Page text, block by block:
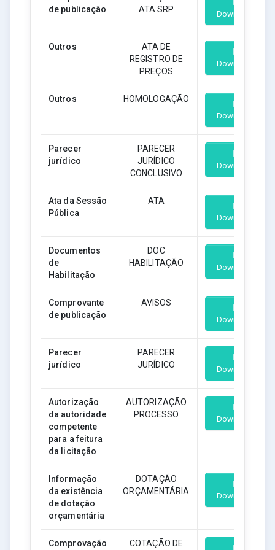
de publicação
ATA SRP
Download
Outros
ATA DE
REGISTRO DE
PREÇOS
Download
Outros HOMOLOGAÇÃO
Download
Parecer
jurídico
PARECER
JURÍDICO
CONCLUSIVO
Download
Ata da Sessão
Pública
ATA
Download
Documentos
de
Habilitação
DOC
HABILITAÇÃO
Download
Comprovante
de publicação
AVISOS
Download
Parecer
jurídico
PARECER
JURÍDICO
Download
Autorização
da autoridade
competente
para a feitura
da licitação
AUTORIZAÇÃO
PROCESSO
Download
Informação
da existência
de dotação
orçamentária
DOTAÇÃO
ORÇAMENTÁRIA
Download
Comprovação
COTAÇÃO DE